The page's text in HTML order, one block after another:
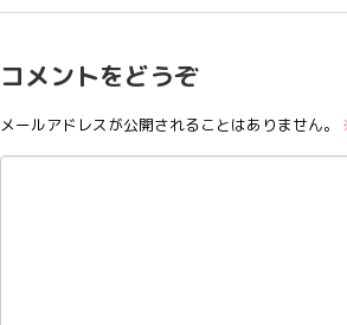
コメントをどうぞ
メールアドレスが公開されることはありません。